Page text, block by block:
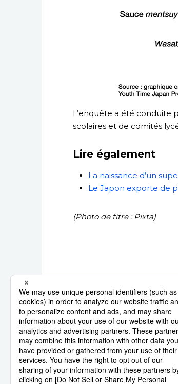
L’enquête a été conduite
scolaires et de comités
Lire également
La naissance d’un
Le Japon exporte de
(Photo de titre : Pixta)
lycée nattô
Autres